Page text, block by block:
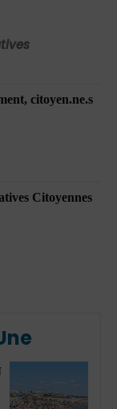
citoyen.ne.s
Citoyennes